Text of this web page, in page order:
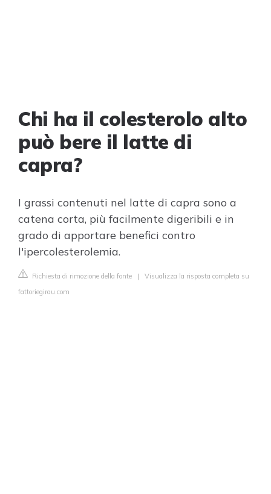
Chi ha il colesterolo alto
può bere il latte di
capra?
I grassi contenuti nel latte di capra sono a
catena corta, più facilmente digeribili e in
grado di apportare benefici contro
l'ipercolesterolemia.
Richiesta di rimozione della fonte | Visualizza la risposta completa su
fattoriegirau.com